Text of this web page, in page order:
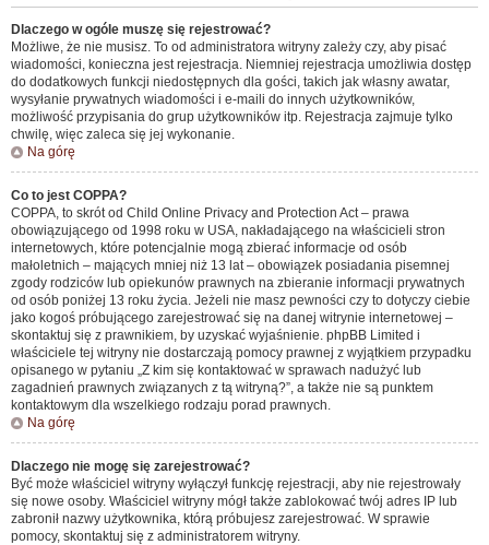
Dlaczego w ogóle muszę się rejestrować?
Możliwe, że nie musisz. To od administratora witryny zależy czy, aby pisać
wiadomości, konieczna jest rejestracja. Niemniej rejestracja umożliwia dostęp
do dodatkowych funkcji niedostępnych dla gości, takich jak własny awatar,
wysyłanie prywatnych wiadomości i e-maili do innych użytkowników,
możliwość przypisania do grup użytkowników itp. Rejestracja zajmuje tylko
chwilę, więc zaleca się jej wykonanie.
Na górę
Co to jest COPPA?
COPPA, to skrót od Child Online Privacy and Protection Act – prawa
obowiązującego od 1998 roku w USA, nakładającego na właścicieli stron
internetowych, które potencjalnie mogą zbierać informacje od osób
małoletnich – mających mniej niż 13 lat – obowiązek posiadania pisemnej
zgody rodziców lub opiekunów prawnych na zbieranie informacji prywatnych
od osób poniżej 13 roku życia. Jeżeli nie masz pewności czy to dotyczy ciebie
jako kogoś próbującego zarejestrować się na danej witrynie internetowej –
skontaktuj się z prawnikiem, by uzyskać wyjaśnienie. phpBB Limited i
właściciele tej witryny nie dostarczają pomocy prawnej z wyjątkiem przypadku
opisanego w pytaniu „Z kim się kontaktować w sprawach nadużyć lub
zagadnień prawnych związanych z tą witryną?”, a także nie są punktem
kontaktowym dla wszelkiego rodzaju porad prawnych.
Na górę
Dlaczego nie mogę się zarejestrować?
Być może właściciel witryny wyłączył funkcję rejestracji, aby nie rejestrowały
się nowe osoby. Właściciel witryny mógł także zablokować twój adres IP lub
zabronił nazwy użytkownika, którą próbujesz zarejestrować. W sprawie
pomocy, skontaktuj się z administratorem witryny.